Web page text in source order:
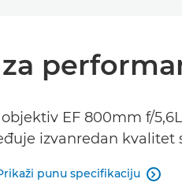
EF 800mm f/
izvanredan
punu specifikaciju 